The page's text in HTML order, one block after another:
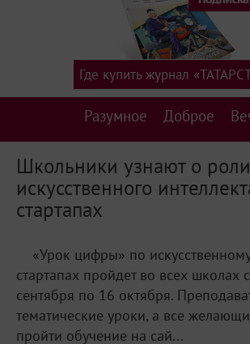
Разумное Доброе
Где купить журнал
Школьники узнают о роли
искусственного
стартапах
«Урок цифры» по
стартапах пройдет во всех школах
сентября по 16 октября.
тематические уроки, а все
пройти обучение на сай...